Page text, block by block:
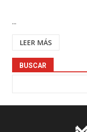
...
LEER MÁS
BUSCAR